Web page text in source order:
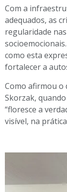
Com a
adequados, as
regularidade
como esta
fortalecer a
Como afirmou o
Skorzak,
“floresce a
visível, na